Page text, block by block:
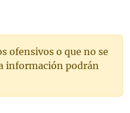
ofensivos o que no se
información podrán